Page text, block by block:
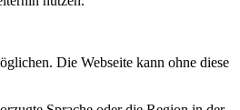
Die Webseite kann ohne diese